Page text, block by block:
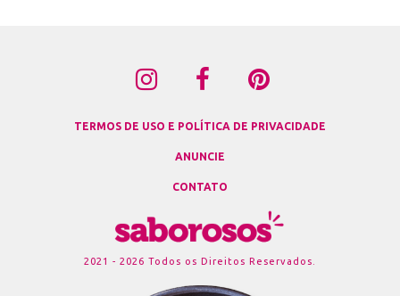
TERMOS DE USO E POLÍTICA DE PRIVACIDADE
ANUNCIE
CONTATO
2021 - 2026 Todos os Direitos Reservados.